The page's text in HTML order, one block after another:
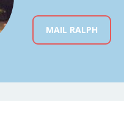
MAIL RALPH